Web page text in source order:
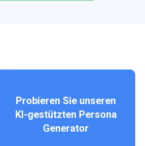
Probieren Sie unseren
KI-gestützten Persona
Generator